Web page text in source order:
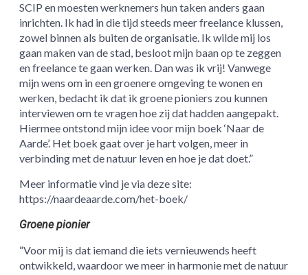
SCIP en moesten werknemers hun taken anders gaan
inrichten. Ik had in die tijd steeds meer freelance klussen,
zowel binnen als buiten de organisatie. Ik wilde mij los
gaan maken van de stad, besloot mijn baan op te zeggen
en freelance te gaan werken. Dan was ik vrij! Vanwege
mijn wens om in een groenere omgeving te wonen en
werken, bedacht ik dat ik groene pioniers zou kunnen
interviewen om te vragen hoe zij dat hadden aangepakt.
Hiermee ontstond mijn idee voor mijn boek ‘Naar de
Aarde’. Het boek gaat over je hart volgen, meer in
verbinding met de natuur leven en hoe je dat doet.”
Meer informatie vind je via deze site:
https://naardeaarde.com/het-boek/
Groene pionier
“Voor mij is dat iemand die iets vernieuwends heeft
ontwikkeld, waardoor we meer in harmonie met de natuur